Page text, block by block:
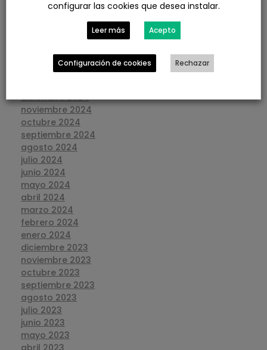
julio 2025
marzo 2025
febrero 2025
diciembre 2024
noviembre 2024
octubre 2024
septiembre 2024
agosto 2024
julio 2024
junio 2024
mayo 2024
abril 2024
marzo 2024
febrero 2024
enero 2024
diciembre 2023
noviembre 2023
octubre 2023
septiembre 2023
agosto 2023
julio 2023
junio 2023
mayo 2023
configurar las cookies que desea instalar.
Leer más Acepto
Configuración de cookies Rechazar